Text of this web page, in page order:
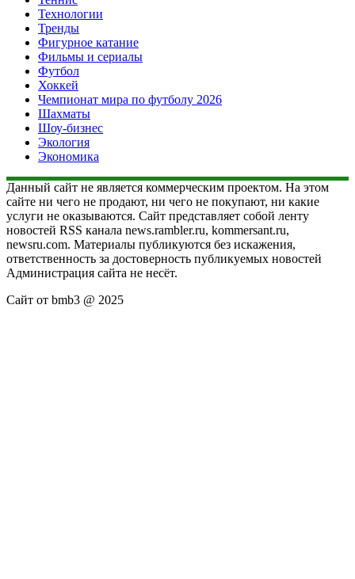
Технологии
Тренды
Фигурное катание
Фильмы и сериалы
Футбол
Хоккей
Чемпионат мира по футболу 2026
Шахматы
Шоу-бизнес
Экология
Экономика
Данный сайт не является коммерческим проектом. На этом
сайте ни чего не продают, ни чего не покупают, ни какие
услуги не оказываются. Сайт представляет собой ленту
новостей RSS канала news.rambler.ru, kommersant.ru,
newsru.com. Материалы публикуются без искажения,
ответственность за достоверность публикуемых новостей
Администрация сайта не несёт.
Сайт от bmb3 @ 2025